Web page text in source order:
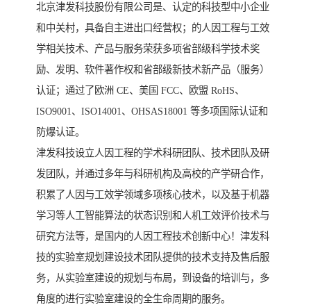
北京津发科技股份有限公司是、认定的科技型中小企业
和中关村，具备自主进出口经营权；的人因工程与工效
学相关技术、产品与服务荣获多项省部级科学技术奖
励、发明、软件著作权和省部级新技术新产品（服务）
认证；通过了欧洲 CE、美国 FCC、欧盟 RoHS、
ISO9001、ISO14001、OHSAS18001 等多项国际认证和
防爆认证。
津发科技设立人因工程的学术科研团队、技术团队及研
发团队，并通过多年与科研机构及高校的产学研合作，
积累了人因与工效学领域多项核心技术，以及基于机器
学习等人工智能算法的状态识别和人机工效评价技术与
研究方法等，是国内的人因工程技术创新中心！津发科
技的实验室规划建设技术团队提供的技术支持及售后服
务，从实验室建设的规划与布局，到设备的培训与，多
角度的进行实验室建设的全生命周期的服务。